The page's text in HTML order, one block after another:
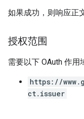
如果成功，则响应正
授权范围
需要以下 OAuth 作用
https://
ct.issuer